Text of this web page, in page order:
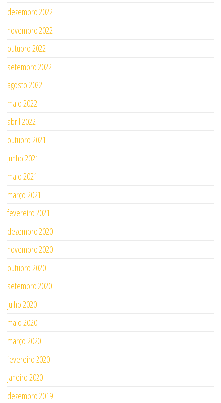
dezembro 2022
novembro 2022
outubro 2022
setembro 2022
agosto 2022
maio 2022
abril 2022
outubro 2021
junho 2021
maio 2021
março 2021
fevereiro 2021
dezembro 2020
novembro 2020
outubro 2020
setembro 2020
julho 2020
maio 2020
março 2020
fevereiro 2020
janeiro 2020
dezembro 2019